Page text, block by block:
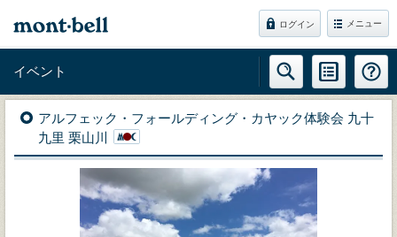
ログイン メニュー
イベント
アルフェック・フォールディング・カヤック体験会 九十
九里 栗山川